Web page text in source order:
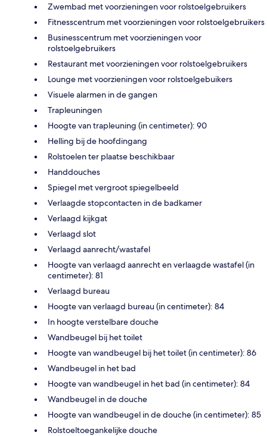
Zwembad met voorzieningen voor rolstoelgebruikers
Fitnesscentrum met voorzieningen voor rolstoelgebruikers
Businesscentrum met voorzieningen voor
rolstoelgebruikers
Restaurant met voorzieningen voor rolstoelgebruikers
Lounge met voorzieningen voor rolstoelgebuikers
Visuele alarmen in de gangen
Trapleuningen
Hoogte van trapleuning (in centimeter): 90
Helling bij de hoofdingang
Rolstoelen ter plaatse beschikbaar
Handdouches
Spiegel met vergroot spiegelbeeld
Verlaagde stopcontacten in de badkamer
Verlaagd kijkgat
Verlaagd slot
Verlaagd aanrecht/wastafel
Hoogte van verlaagd aanrecht en verlaagde wastafel (in
centimeter): 81
Verlaagd bureau
Hoogte van verlaagd bureau (in centimeter): 84
In hoogte verstelbare douche
Wandbeugel bij het toilet
Hoogte van wandbeugel bij het toilet (in centimeter): 86
Wandbeugel in het bad
Hoogte van wandbeugel in het bad (in centimeter): 84
Wandbeugel in de douche
Hoogte van wandbeugel in de douche (in centimeter): 85
Rolstoeltoegankelijke douche